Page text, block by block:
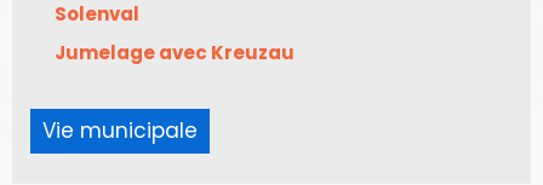
Solenval
Jumelage avec Kreuzau
Vie municipale